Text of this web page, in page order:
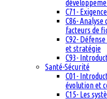
C71-
C86-
facteurs de
C92-
et stratégie
C93-
Santé-Sécurité
C01-
évolution et
C15- Les